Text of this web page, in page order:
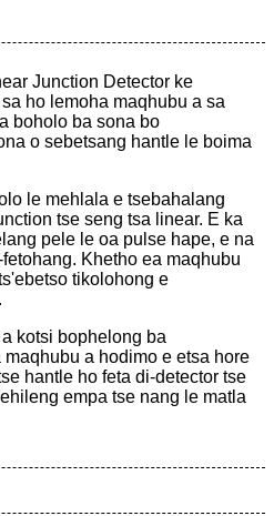
Junction Detector ke
ho lemoha maqhubu a sa
boholo ba sona bo
o sebetsang hantle le boima
le mehlala e tsebahalang
tse seng tsa linear. E ka
pele le oa pulse hape, e na
Khetho ea maqhubu
tikolohong e
kotsi bophelong ba
a hodimo e etsa hore
hantle ho feta di-detector tse
empa tse nang le matla